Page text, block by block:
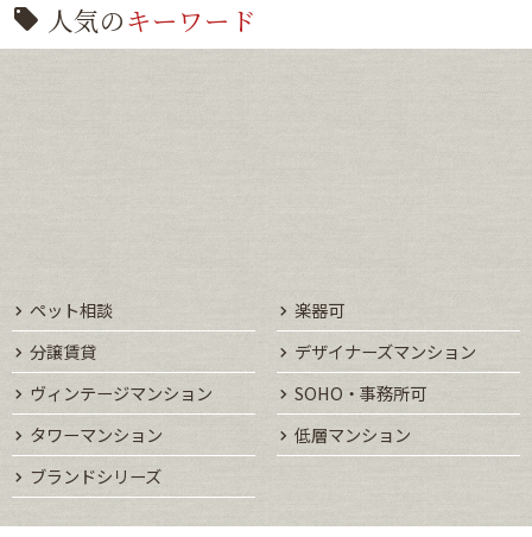
人気のキーワード
ペット相談
楽器可
分譲賃貸
デザイナーズマンション
ヴィンテージマンション
SOHO・事務所可
タワーマンション
低層マンション
ブランドシリーズ